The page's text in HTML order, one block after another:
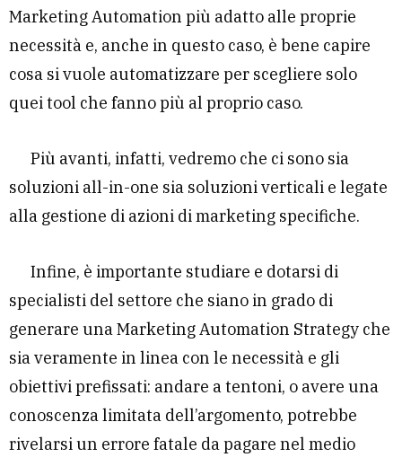
Marketing Automation più adatto alle proprie
necessità e, anche in questo caso, è bene capire
cosa si vuole automatizzare per scegliere solo
quei tool che fanno più al proprio caso.
Più avanti, infatti, vedremo che ci sono sia
soluzioni all-in-one sia soluzioni verticali e legate
alla gestione di azioni di marketing specifiche.
Infine, è importante studiare e dotarsi di
specialisti del settore che siano in grado di
generare una Marketing Automation Strategy che
sia veramente in linea con le necessità e gli
obiettivi prefissati: andare a tentoni, o avere una
conoscenza limitata dell’argomento, potrebbe
rivelarsi un errore fatale da pagare nel medio